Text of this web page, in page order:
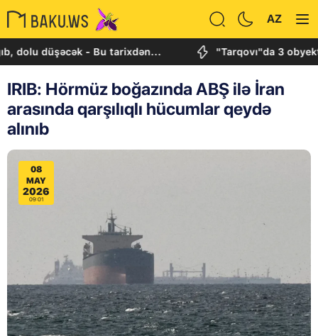
AZ
düşəcək - Bu tarixdən... "Tarqovı"da 3 obyektdə
IRIB: Hörmüz boğazında ABŞ ilə İran
arasında qarşılıqlı hücumlar qeydə
alınıb
08
MAY
2026
09:01